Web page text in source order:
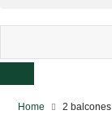
Home 2 balcones